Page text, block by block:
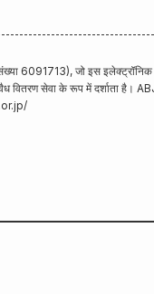
6091713), जो इस
वितरण सेवा के रूप में दर्शाता है।